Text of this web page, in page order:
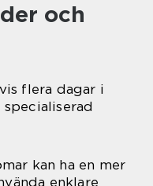
och
flera dagar i
kan ha en mer
enklare